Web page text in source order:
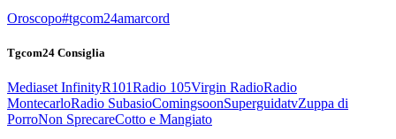
Oroscopo#tgcom24amarcord
Tgcom24 Consiglia
Mediaset InfinityR101Radio 105Virgin RadioRadio
MontecarloRadio SubasioComingsoonSuperguidatvZuppa di
PorroNon SprecareCotto e Mangiato